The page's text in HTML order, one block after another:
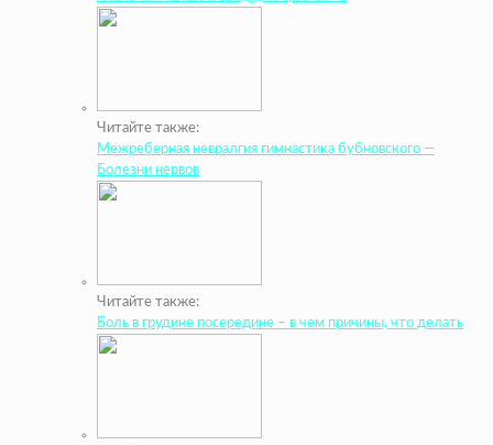
Читайте также:
Межреберная невралгия гимнастика бубновского —
Болезни нервов
Читайте также:
Боль в грудине посередине – в чем причины, что делать